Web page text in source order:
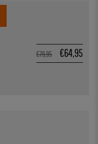
€79,95 €64,95